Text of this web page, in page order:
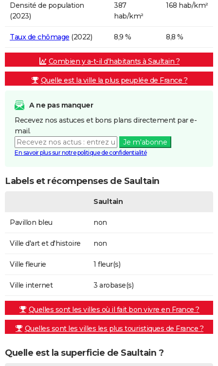
Densité de population
(2023)
387
hab/km²
168 hab/km²
Taux de chômage (2022) 8,9 % 8,8 %
Combien y a-t-il d'habitants à Saultain ?
Quelle est la ville la plus peuplée de France ?
A ne pas manquer
Recevez nos astuces et bons plans directement par e-
mail.
Je m'abonne
En savoir plus sur notre politique de confidentialité
Labels et récompenses de Saultain
Saultain
Pavillon bleu non
Ville d'art et d'histoire non
Ville fleurie 1 fleur(s)
Ville internet 3 arobase(s)
Quelles sont les villes où il fait bon vivre en France ?
Quelles sont les villes les plus touristiques de France ?
Quelle est la superficie de Saultain ?